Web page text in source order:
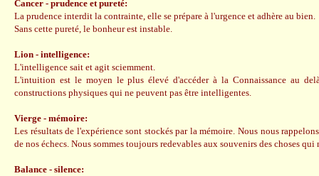
Cancer - prudence et pureté:
La prudence interdit la contrainte, elle se prépare à l'urgence et adhère au bien.
Sans cette pureté, le bonheur est instable.
Lion - intelligence:
L'intelligence sait et agit sciemment.
L'intuition est le moyen le plus élevé d'accéder à la Connaissance au
constructions physiques qui ne peuvent pas être intelligentes.
Vierge - mémoire:
Les résultats de l'expérience sont stockés par la mémoire. Nous nous
de nos échecs. Nous sommes toujours redevables aux souvenirs des choses
Balance - silence: